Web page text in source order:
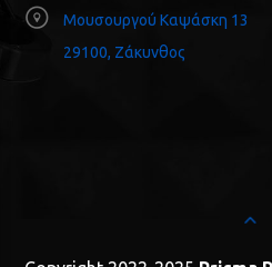
Μουσουργού Καψάσκη 13
29100, Ζάκυνθος